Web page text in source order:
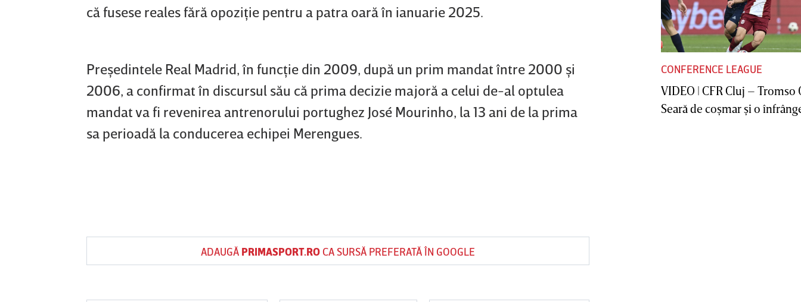
că fusese reales fără opoziţie pentru a patra oară în ianuarie 2025.
Preşedintele Real Madrid, în funcţie din 2009, după un prim mandat între 2000 şi
2006, a confirmat în discursul său că prima decizie majoră a celui de-al optulea
mandat va fi revenirea antrenorului portughez José Mourinho, la 13 ani de la prima
sa perioadă la conducerea echipei Merengues.
ADAUGĂ PRIMASPORT.ROCA SURSĂ PREFERATĂ ÎN GOOGLE
CONFERENCE LEAGUE
VIDEO | CFR Cluj – Tromso
Seară de coşmar şi o